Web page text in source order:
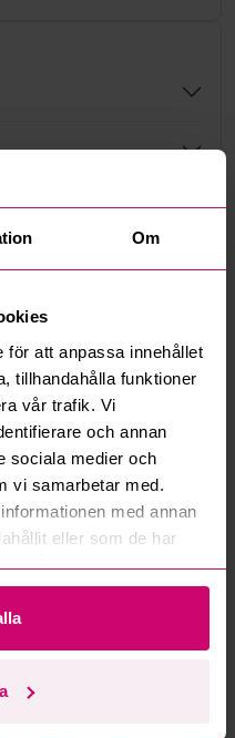
Om
för att anpassa innehållet
tillhandahålla funktioner
vår trafik. Vi
och annan
sociala medier och
vi samarbetar med.
med annan
eller som de har
tjänster.
och svar